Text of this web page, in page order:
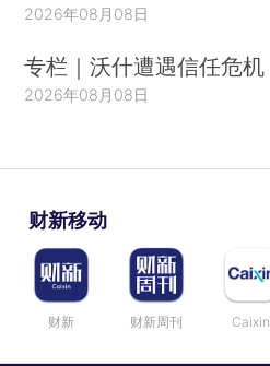
2026年08月08日
专栏｜沃什遭遇信任危机
2026年08月08日
财新移动
财新 财新周刊 Caixin